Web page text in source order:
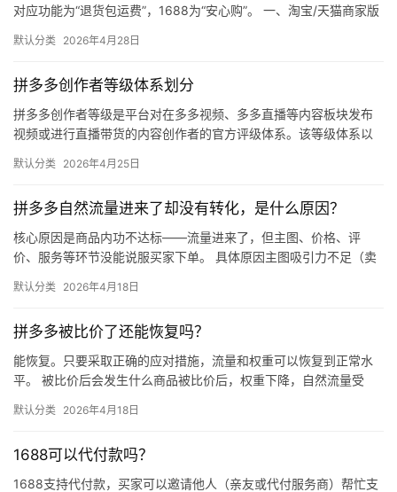
对应功能为“退货包运费”，1688为“安心购”。 一、淘宝/天猫商家版
默认分类 2026年4月28日
拼多多创作者等级体系划分
拼多多创作者等级是平台对在多多视频、多多直播等内容板块发布
视频或进行直播带货的内容创作者的官方评级体系。该等级体系以
同等级…
默认分类 2026年4月25日
拼多多自然流量进来了却没有转化，是什么原因？
核心原因是商品内功不达标——流量进来了，但主图、价格、评
价、服务等环节没能说服买家下单。 具体原因主图吸引力不足（卖
评少、…
默认分类 2026年4月18日
拼多多被比价了还能恢复吗？
能恢复。只要采取正确的应对措施，流量和权重可以恢复到正常水
平。 被比价后会发生什么商品被比价后，权重下降，自然流量受
网价格…
默认分类 2026年4月18日
1688可以代付款吗？
1688支持代付款，买家可以邀请他人（亲友或代付服务商）帮忙支